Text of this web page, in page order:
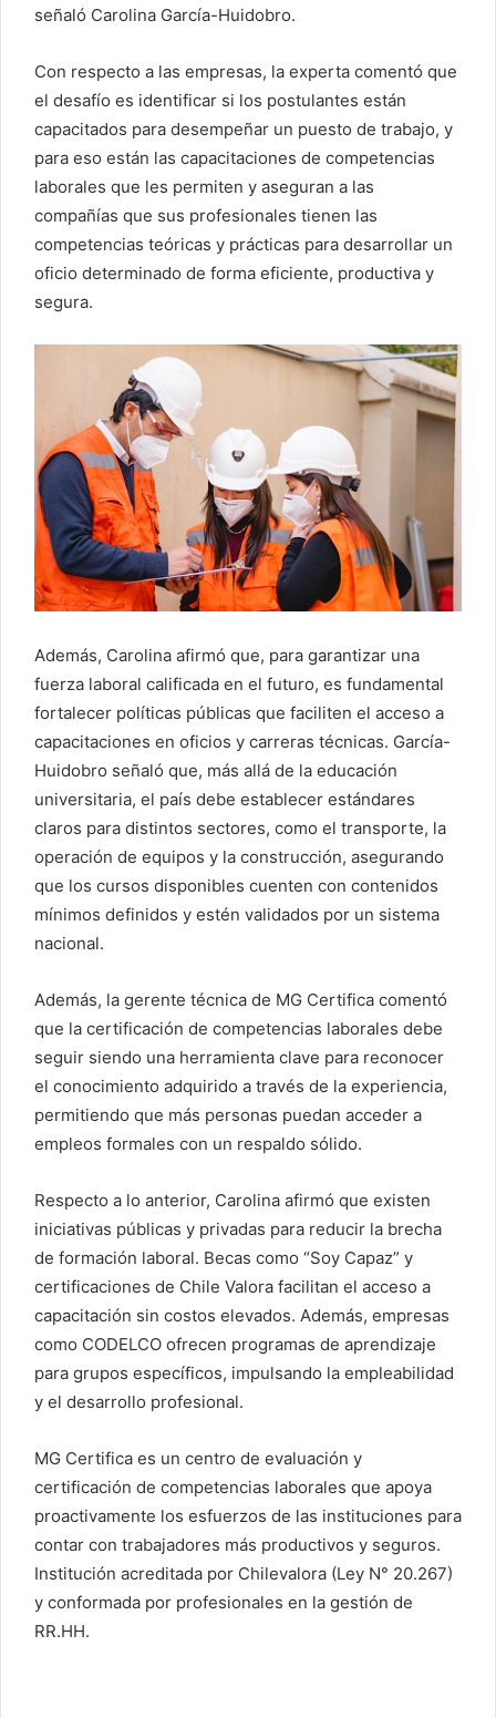
señaló Carolina García-Huidobro.
Con respecto a las empresas, la experta comentó que
el desafío es identificar si los postulantes están
capacitados para desempeñar un puesto de trabajo, y
para eso están las capacitaciones de competencias
laborales que les permiten y aseguran a las
compañías que sus profesionales tienen las
competencias teóricas y prácticas para desarrollar un
oficio determinado de forma eficiente, productiva y
segura.
Además, Carolina afirmó que, para garantizar una
fuerza laboral calificada en el futuro, es fundamental
fortalecer políticas públicas que faciliten el acceso a
capacitaciones en oficios y carreras técnicas. García-
Huidobro señaló que, más allá de la educación
universitaria, el país debe establecer estándares
claros para distintos sectores, como el transporte, la
operación de equipos y la construcción, asegurando
que los cursos disponibles cuenten con contenidos
mínimos definidos y estén validados por un sistema
nacional.
Además, la gerente técnica de MG Certifica comentó
que la certificación de competencias laborales debe
seguir siendo una herramienta clave para reconocer
el conocimiento adquirido a través de la experiencia,
permitiendo que más personas puedan acceder a
empleos formales con un respaldo sólido.
Respecto a lo anterior, Carolina afirmó que existen
iniciativas públicas y privadas para reducir la brecha
de formación laboral. Becas como “Soy Capaz” y
certificaciones de Chile Valora facilitan el acceso a
capacitación sin costos elevados. Además, empresas
como CODELCO ofrecen programas de aprendizaje
para grupos específicos, impulsando la empleabilidad
y el desarrollo profesional.
MG Certifica es un centro de evaluación y
certificación de competencias laborales que apoya
proactivamente los esfuerzos de las instituciones para
contar con trabajadores más productivos y seguros.
Institución acreditada por Chilevalora (Ley N° 20.267)
y conformada por profesionales en la gestión de
RR.HH.